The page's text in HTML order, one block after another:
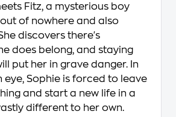
Fitz, a mysterious boy
of nowhere and also
discovers there's
does belong, and staying
put her in grave danger. In
eye, Sophie is forced to leave
and start a new life in a
different to her own.